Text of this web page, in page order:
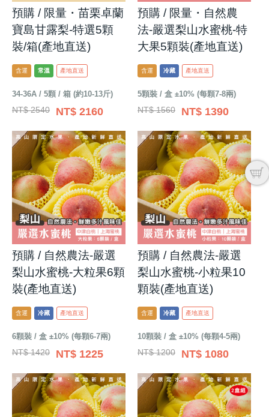
預購 / 限量・苗栗卓蘭
寶島甘露梨-特選5顆
裝/箱(產地直送)
含運 常溫 產地直送
34-36A / 5顆 / 箱 (約10-13斤)
NT$ 2540 NT$ 2160
預購 / 限量・自然農
法-嚴選梨山水蜜桃-特
大果5顆裝(產地直送)
含運 冷藏 產地直送
5顆裝 / 盒 ±10% (每顆7-8兩)
NT$ 1560 NT$ 1390
預購 / 自然農法-嚴選
梨山水蜜桃-大粒果6顆
裝(產地直送)
含運 冷藏 產地直送
6顆裝 / 盒 ±10% (每顆6-7兩)
NT$ 1420 NT$ 1225
預購 / 自然農法-嚴選
梨山水蜜桃-小粒果10
顆裝(產地直送)
含運 冷藏 產地直送
10顆裝 / 盒 ±10% (每顆4-5兩)
NT$ 1200 NT$ 1080